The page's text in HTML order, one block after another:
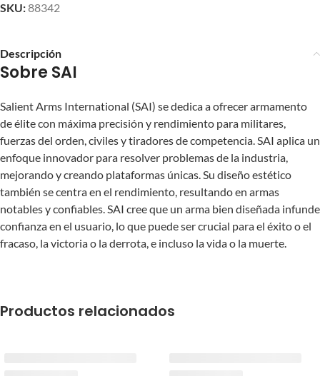
SKU:88342
Descripción
Sobre SAI
Salient Arms International (SAI) se dedica a ofrecer armamento
de élite con máxima precisión y rendimiento para militares,
fuerzas del orden, civiles y tiradores de competencia. SAI aplica un
enfoque innovador para resolver problemas de la industria,
mejorando y creando plataformas únicas. Su diseño estético
también se centra en el rendimiento, resultando en armas
notables y confiables. SAI cree que un arma bien diseñada infunde
confianza en el usuario, lo que puede ser crucial para el éxito o el
fracaso, la victoria o la derrota, e incluso la vida o la muerte.
Productos relacionados